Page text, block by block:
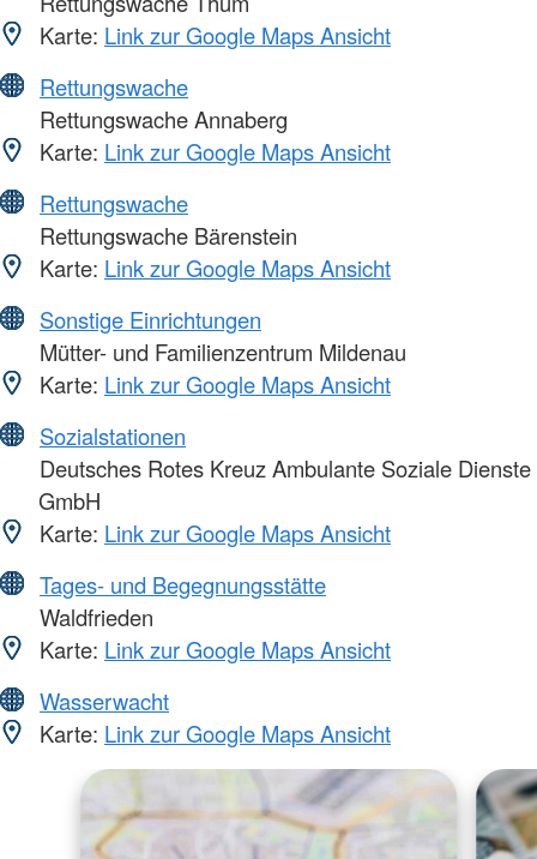
Karte: Link zur Google Maps Ansicht
Rettungswache
Rettungswache Annaberg
Karte: Link zur Google Maps Ansicht
Rettungswache
Rettungswache Bärenstein
Karte: Link zur Google Maps Ansicht
Sonstige Einrichtungen
Mütter- und Familienzentrum Mildenau
Karte: Link zur Google Maps Ansicht
Sozialstationen
Deutsches Rotes Kreuz Ambulante Soziale Dienste
GmbH
Karte: Link zur Google Maps Ansicht
Tages- und Begegnungsstätte
Waldfrieden
Karte: Link zur Google Maps Ansicht
Wasserwacht
Karte: Link zur Google Maps Ansicht